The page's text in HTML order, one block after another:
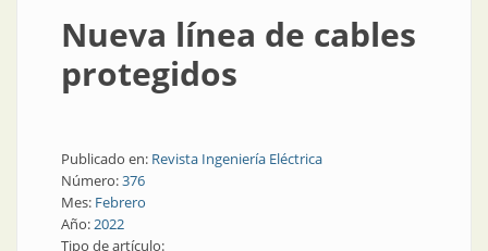
Nueva línea de cables
protegidos
Publicado en: Revista Ingeniería Eléctrica
Número:376
Mes: Febrero
Año:2022
Tipo de artículo: